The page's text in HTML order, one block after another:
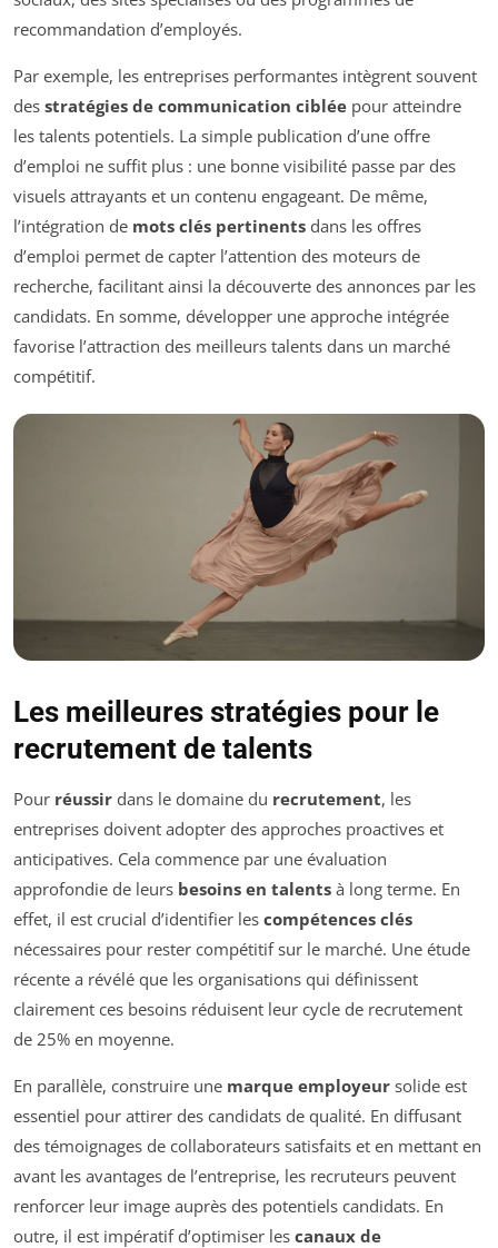
recommandation d’employés.
Par exemple, les entreprises performantes intègrent souvent
des stratégies de communication ciblée pour atteindre
les talents potentiels. La simple publication d’une offre
d’emploi ne suffit plus : une bonne visibilité passe par des
visuels attrayants et un contenu engageant. De même,
l’intégration de mots clés pertinents dans les offres
d’emploi permet de capter l’attention des moteurs de
recherche, facilitant ainsi la découverte des annonces par les
candidats. En somme, développer une approche intégrée
favorise l’attraction des meilleurs talents dans un marché
compétitif.
Les meilleures stratégies pour le
recrutement de talents
Pour réussir dans le domaine du recrutement, les
entreprises doivent adopter des approches proactives et
anticipatives. Cela commence par une évaluation
approfondie de leurs besoins en talents à long terme. En
effet, il est crucial d’identifier les compétences clés
nécessaires pour rester compétitif sur le marché. Une étude
récente a révélé que les organisations qui définissent
clairement ces besoins réduisent leur cycle de recrutement
de 25% en moyenne.
En parallèle, construire une marque employeur solide est
essentiel pour attirer des candidats de qualité. En diffusant
des témoignages de collaborateurs satisfaits et en mettant en
avant les avantages de l’entreprise, les recruteurs peuvent
renforcer leur image auprès des potentiels candidats. En
outre, il est impératif d’optimiser les canaux de